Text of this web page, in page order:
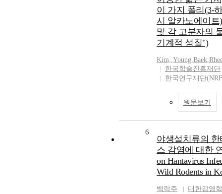
이 가지 폴리(3-
시 알카노에이트
및 각 고분자의
기계적 성질")
Kim,,Young,Baek,
한국학술진흥재단
한국연구재단
원문보기
6
야생설치류의
스 감염에 대한
on Hantavirus
Wild Rodents in
백락주
대한감염